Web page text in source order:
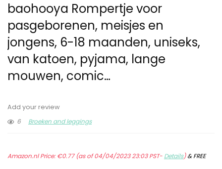
baohooya Rompertje voor
pasgeborenen, meisjes en
jongens, 6-18 maanden, uniseks,
van katoen, pyjama, lange
mouwen, comic…
Add your review
6
Broeken and leggings
Amazon.nl Price:€0.77(as of 04/04/2023 23:03 PST- Details)&FREE